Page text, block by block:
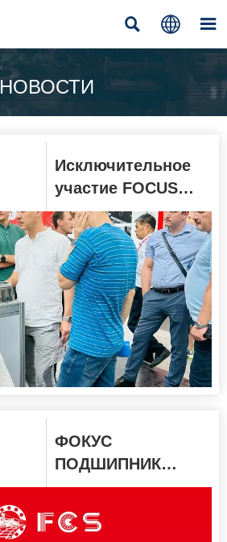
  
НОВОСТИ
Исключительное
участие FOCUS
BEARINGS в
ИННОПРОМ-2023
вызвало высокую
оценку и
перспективное
сотрудничество
ФОКУС
ПОДШИПНИК
объявляет об
участии в
ИННОПРОМ-2023